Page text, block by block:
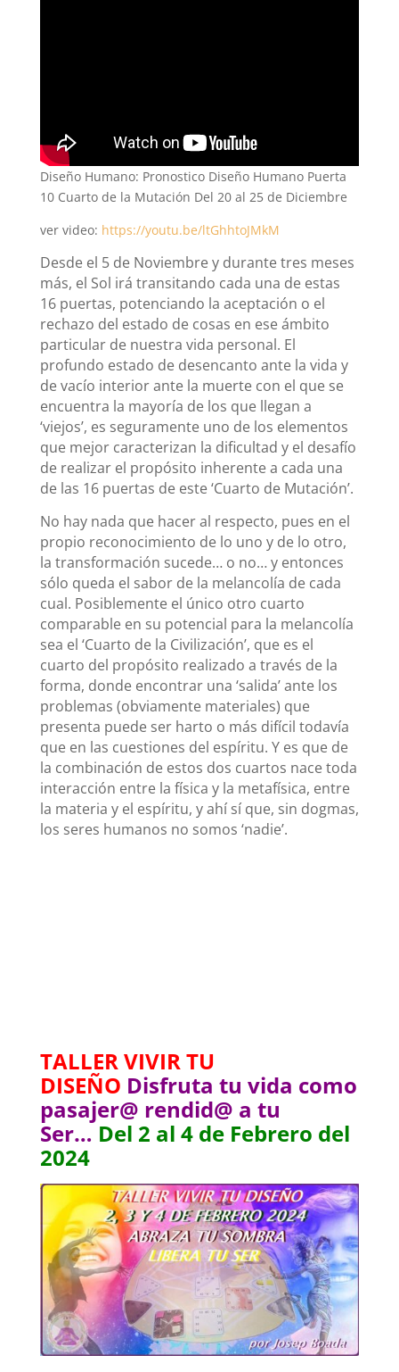
Diseño Humano: Pronostico Diseño Humano Puerta
10 Cuarto de la Mutación Del 20 al 25 de Diciembre
ver video: https://youtu.be/ltGhhtoJMkM
Desde el 5 de Noviembre y durante tres meses
más, el Sol irá transitando cada una de estas
16 puertas, potenciando la aceptación o el
rechazo del estado de cosas en ese ámbito
particular de nuestra vida personal. El
profundo estado de desencanto ante la vida y
de vacío interior ante la muerte con el que se
encuentra la mayoría de los que llegan a
‘viejos’, es seguramente uno de los elementos
que mejor caracterizan la dificultad y el desafío
de realizar el propósito inherente a cada una
de las 16 puertas de este ‘Cuarto de Mutación’.
No hay nada que hacer al respecto, pues en el
propio reconocimiento de lo uno y de lo otro,
la transformación sucede… o no… y entonces
sólo queda el sabor de la melancolía de cada
cual. Posiblemente el único otro cuarto
comparable en su potencial para la melancolía
sea el ‘Cuarto de la Civilización’, que es el
cuarto del propósito realizado a través de la
forma, donde encontrar una ‘salida’ ante los
problemas (obviamente materiales) que
presenta puede ser harto o más difícil todavía
que en las cuestiones del espíritu. Y es que de
la combinación de estos dos cuartos nace toda
interacción entre la física y la metafísica, entre
la materia y el espíritu, y ahí sí que, sin dogmas,
los seres humanos no somos ‘nadie’.
TALLER VIVIR TU
DISEÑO Disfruta tu vida como
pasajer@ rendid@ a tu
Ser… Del 2 al 4 de Febrero del
2024